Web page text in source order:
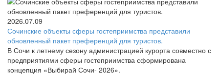
2026.07.09
Сочинские объекты сферы гостеприимства представили
обновленный пакет преференций для туристов.
В Сочи к летнему сезону администрацией курорта совместно с
предприятиями сферы гостеприимства сформирована
концепция «Выбирай Сочи- 2026».